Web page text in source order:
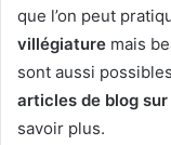
que l’on peut
villégiature mais
sont aussi
articles de blog sur
savoir plus.